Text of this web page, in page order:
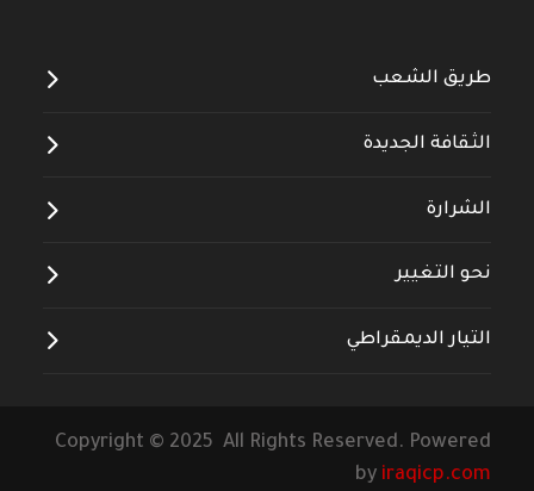
طريق الشعب
الثقافة الجديدة
الشرارة
نحو التغيير
التيار الديمقراطي
Copyright © 2025 All Rights Reserved. Powered
by iraqicp.com